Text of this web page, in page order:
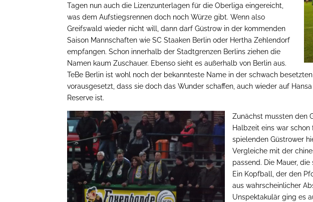
Tagen nun auch die Lizenzunterlagen für die Oberliga eingereicht,
was dem Aufstiegsrennen doch noch Würze gibt. Wenn also
Greifswald wieder nicht will, dann darf Güstrow in der kommenden
Saison Mannschaften wie SC Staaken Berlin oder Hertha Zehlendorf
empfangen. Schon innerhalb der Stadtgrenzen Berlins ziehen die
Namen kaum Zuschauer. Ebenso sieht es außerhalb von Berlin aus.
TeBe Berlin ist wohl noch der bekannteste Name in der schwach
vorausgesetzt, dass sie doch das Wunder schaffen, auch wieder auf
Reserve ist.
Zunächst mussten den
Halbzeit eins war
spielenden Güstrower
Vergleiche mit der
passend. Die Mauer,
Ein Kopfball, der den
aus wahrscheinlicher
Unspektakulär ging es